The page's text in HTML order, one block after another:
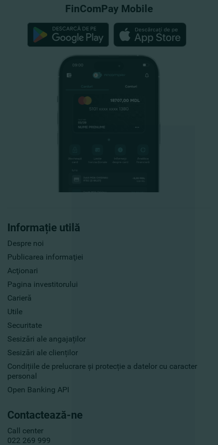
Informație utilă
Despre noi
Publicarea informaţiei
Acţionari
Pagina investitorului
Carieră
Utile
Securitate
Sesizări ale angajaților
Sesizări ale clienților
Condițiile de prelucrare și protecție a datelor cu caracter
personal
Open Banking API
Contactează-ne
Call center
022 269 999
FinComPay Mobile